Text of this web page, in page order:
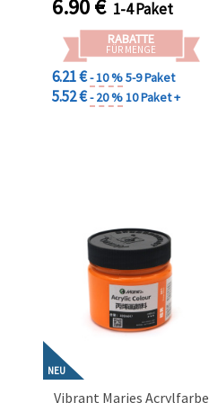
Bastelprojekte
6.90€ 1-4 Paket
RABATTE
FÜR MENGE
6.21 €- 10 %5-9 Paket
5.52 €- 20 %10 Paket +
NEU
Vibrant Maries Acrylfarbe